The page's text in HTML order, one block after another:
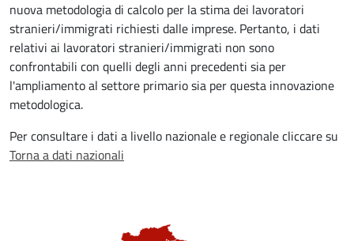
nuova metodologia di calcolo per la stima dei lavoratori
stranieri/immigrati richiesti dalle imprese. Pertanto, i dati
relativi ai lavoratori stranieri/immigrati non sono
confrontabili con quelli degli anni precedenti sia per
l'ampliamento al settore primario sia per questa innovazione
metodologica.
Per consultare i dati a livello nazionale e regionale cliccare su
Torna a dati nazionali